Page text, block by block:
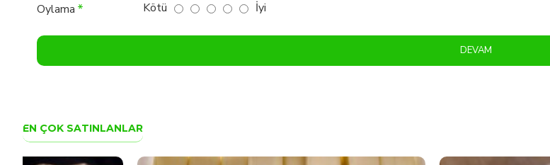
Oylama
Kötü İyi
DEVAM
EN ÇOK SATINLANLAR